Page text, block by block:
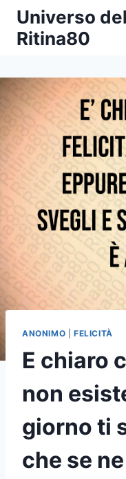
Salta
contenuto
Universo
Ritina80
ANONIMO FELICITÀ
E chiaro
non
giorno ti
che se